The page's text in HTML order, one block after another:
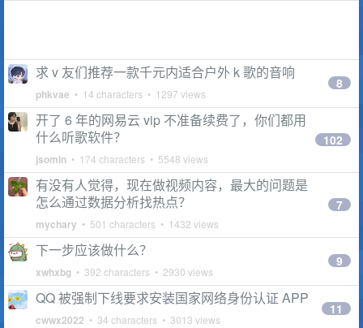
求 v 友们推荐一款千元内适合户外 k 歌的音响
phkvae • 14 characters • 1297 views
8
开了 6 年的网易云 vip 不准备续费了，你们都用
什么听歌软件？
jsomin • 174 characters • 5548 views
102
有没有人觉得，现在做视频内容，最大的问题是
怎么通过数据分析找热点？
mychary • 501 characters • 1432 views
7
下一步应该做什么？
xwhxbg • 392 characters • 2930 views
9
QQ 被强制下线要求安装国家网络身份认证 APP
cwwx2022 • 34 characters • 3013 views
11